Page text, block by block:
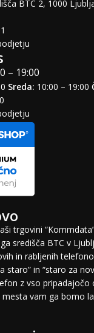
BTC 2, 1000
– 19:00
Sreda: 10:00 – 19:00
trgovini
središča BTC v
in rabljenih
staro” in “staro za
z vso pripadajočo
vam ga bomo